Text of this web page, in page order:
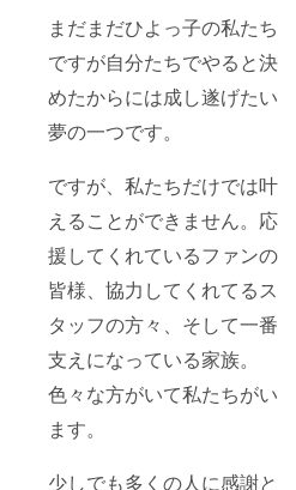
まだまだひよっ子の私たち
ですが自分たちでやると決
めたからには成し遂げたい
夢の一つです。
ですが、私たちだけでは叶
えることができません。応
援してくれているファンの
皆様、協力してくれてるス
タッフの方々、そして一番
支えになっている家族。
色々な方がいて私たちがい
ます。
少しでも多くの人に感謝と